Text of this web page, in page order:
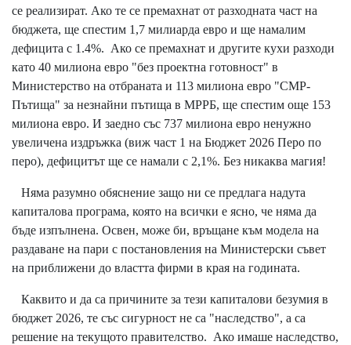
се реализират. Ако те се премахнат от разходната част на
бюджета, ще спестим 1,7 милиарда евро и ще намалим
дефицита с 1.4%. Ако се премахнат и другите кухи разходи
като 40 милиона евро "без проектна готовност" в
Министерство на отбраната и 113 милиона евро "СМР-
Пътища" за незнайни пътища в МРРБ, ще спестим още 153
милиона евро. И заедно със 737 милиона евро ненужно
увеличена издръжка (виж част 1 на Бюджет 2026 Перо по
перо), дефицитът ще се намали с 2,1%. Без никаква магия!
Няма разумно обяснение защо ни се предлага надута
капиталова програма, която на всички е ясно, че няма да
бъде изпълнена. Освен, може би, връщане към модела на
раздаване на пари с постановления на Министерски съвет
на приближени до властта фирми в края на годината.
Каквито и да са причините за тези капиталови безумия в
бюджет 2026, те със сигурност не са "наследство", а са
решение на текущото правителство. Ако имаше наследство,